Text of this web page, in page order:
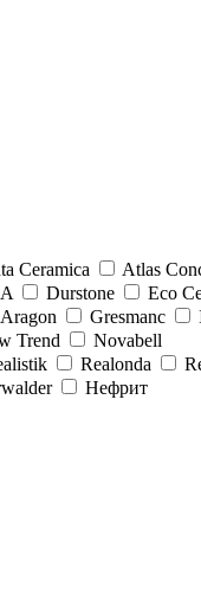
Ceramica Atlas
Durstone Eco
Gresmanc
Trend
Novabell
Realonda
Нефрит